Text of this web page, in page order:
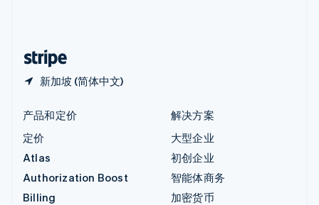
新加坡 (简体中文)
产品和定价
定价
Atlas
Authorization Boost
Billing
解决方案
大型企业
初创企业
智能体商务
加密货币